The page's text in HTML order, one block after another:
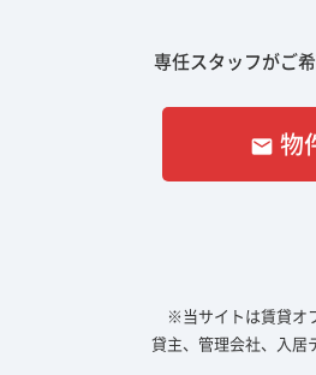
専任スタッフがご
email 物
※当サイトは賃貸オ
貸主、管理会社、入居